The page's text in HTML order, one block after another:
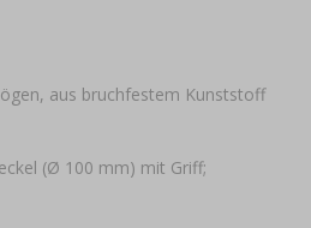
aus bruchfestem Kunststoff
(Ø 100 mm) mit Griff;